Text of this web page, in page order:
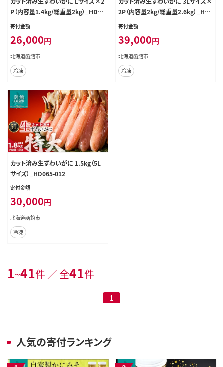
P（内容量1.4kg/総重量2kg）_HD06
5-009
寄付金額
26,000円
北海道函館市
冷凍
2P（内容量2kg/総重量2.6kg）_HD0
65-011
寄付金額
39,000円
北海道函館市
冷凍
カット済み生ずわいがに 1.5kg（5L
サイズ）_HD065-012
寄付金額
30,000円
北海道函館市
冷凍
1~41件 ／ 全41件
1
人気の寄付ランキング